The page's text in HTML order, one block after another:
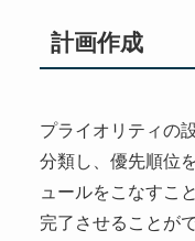
計画作成
プライオリティの
分類し、優先順位
ュールをこなすこ
完了させることが